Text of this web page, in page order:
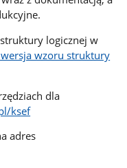
logicznej w
wersja wzoru struktury
dla
ksef
adres